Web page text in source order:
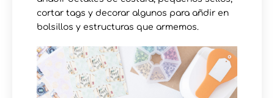
cortar tags y decorar algunos para añdir en
bolsillos y estructuras que armemos.